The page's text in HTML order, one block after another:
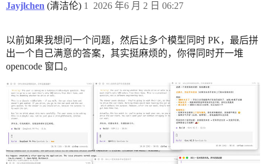
Jayjlchen (清洁伦) 2026 年6 月 2 日 06:27
1
以前如果我想问一个问题，然后让多个模型同时 PK，最后拼
出一个自己满意的答案，其实挺麻烦的，你得同时开一堆
opencode 窗口。